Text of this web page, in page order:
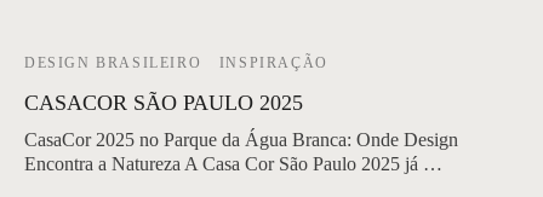
DESIGN BRASILEIRO INSPIRAÇÃO
CASACOR SÃO PAULO 2025
CasaCor 2025 no Parque da Água Branca: Onde Design
Encontra a Natureza A Casa Cor São Paulo 2025 já …